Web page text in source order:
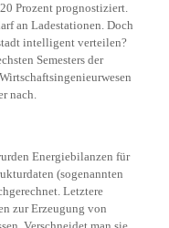
Prozent prognostiziert.
an Ladestationen. Doch
intelligent verteilen?
Semesters der
nach.
Energiebilanzen für
(sogenannten
Letztere
zur Erzeugung von